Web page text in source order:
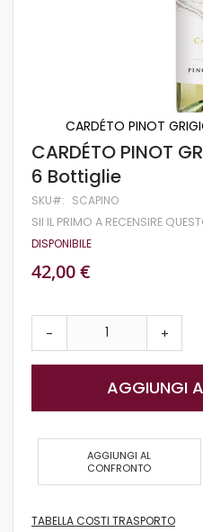
CARDÉTO PINOT
Vai
all'inizio
della
galleria
immagini
CARDÉTO PINOT
6 Bottiglie
SKU
SCAPINO
SII IL PRIMO A RECENSIRE
DISPONIBILE
42,00 €
- +
AGGIUNGI
AGGIUNGI AL
CONFRONTO
TABELLA COSTI TRASPORTO